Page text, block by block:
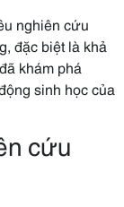
nghiên cứu
đặc biệt là khả
khám phá
sinh học của
cứu